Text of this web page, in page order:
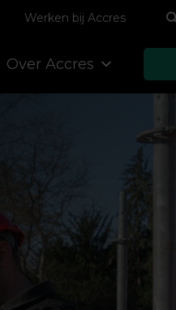
Werken bij Accres
Over Accres